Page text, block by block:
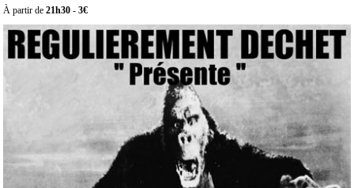
Annoncer
un
évènement
À partir de 21h30 - 3€